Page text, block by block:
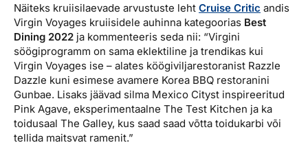
Näiteks kruiisilaevade arvustuste leht Cruise Critic andis
Virgin Voyages kruiisidele auhinna kategoorias Best
Dining 2022 ja kommenteeris seda nii: “Virgini
söögiprogramm on sama eklektiline ja trendikas kui
Virgin Voyages ise – alates köögiviljarestoranist Razzle
Dazzle kuni esimese avamere Korea BBQ restoranini
Gunbae. Lisaks jäävad silma Mexico Cityst inspireeritud
Pink Agave, eksperimentaalne The Test Kitchen ja ka
toidusaal The Galley, kus saad saad võtta toidukarbi või
tellida maitsvat ramenit.”